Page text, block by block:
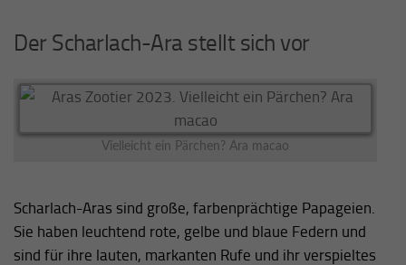
Der Scharlach-Ara stellt sich vor
Vielleicht ein Pärchen? Ara macao
Scharlach-Aras sind große, farbenprächtige Papageien.
Sie haben leuchtend rote, gelbe und blaue Federn und
sind für ihre lauten, markanten Rufe und ihr verspieltes